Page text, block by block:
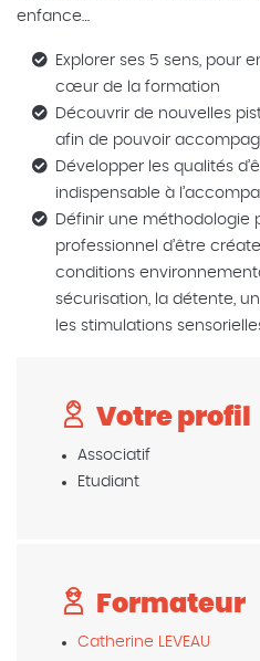
Votre profil
Associatif
Etudiant
Formateur
Catherine LEVEAU
enfance…
Explorer ses 5 sens, pour
cœur de la formation
Découvrir de nouvelles
afin de pouvoir
Développer les qualités
indispensable à
Définir une méthodologie
professionnel d’être
conditions
sécurisation, la détente,
les stimulations